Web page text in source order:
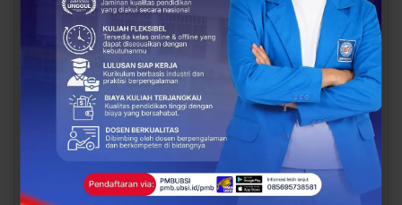
UBSI Buka Call for
Papers ICAISD 2026,
Dorong Riset Teknologi
dan Keamanan Siber…
Siap Kuliah Berkualitas?
UBSI Cengkareng Gelar
Open Booth Spesial
dengan Beasiswa…